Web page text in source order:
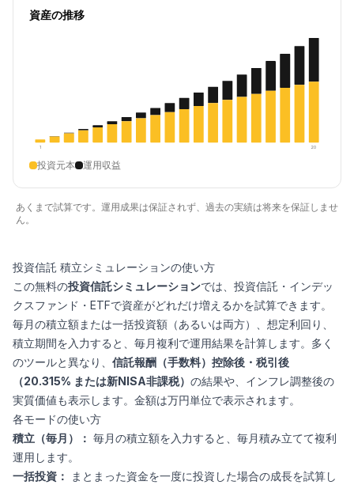
資産の推移
1 20
投資元本 運用収益
あくまで試算です。運用成果は保証されず、過去の実績は将来を保証しませ
ん。
投資信託 積立シミュレーションの使い方
この無料の投資信託シミュレーションでは、投資信託・インデッ
クスファンド・ETFで資産がどれだけ増えるかを試算できます。
毎月の積立額または一括投資額（あるいは両方）、想定利回り、
積立期間を入力すると、毎月複利で運用結果を計算します。多く
のツールと異なり、 信託報酬（手数料）控除後・税引後
（20.315% または新NISA非課税） の結果や、インフレ調整後の
実質価値も表示します。金額は万円単位で表示されます。
各モードの使い方
積立（毎月）： 毎月の積立額を入力すると、毎月積み立てて複利
運用します。
一括投資：
まとまった資金を一度に投資した場合の成長を試算し